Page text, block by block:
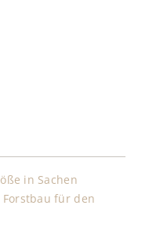
in Sachen
für den